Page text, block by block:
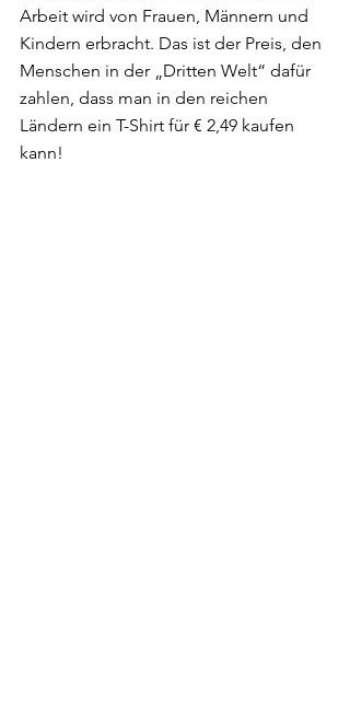
Arbeit wird von Frauen, Männern und
Kindern erbracht. Das ist der Preis, den
Menschen in der „Dritten Welt“ dafür
zahlen, dass man in den reichen
Ländern ein T-Shirt für € 2,49 kaufen
kann!